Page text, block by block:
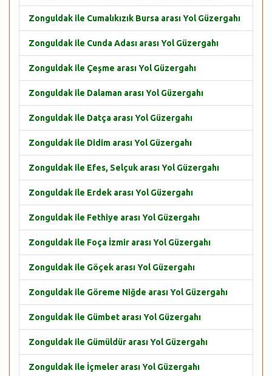
Zonguldak ile Cumalıkızık Bursa arası Yol Güzergahı
Zonguldak ile Cunda Adası arası Yol Güzergahı
Zonguldak ile Çeşme arası Yol Güzergahı
Zonguldak ile Dalaman arası Yol Güzergahı
Zonguldak ile Datça arası Yol Güzergahı
Zonguldak ile Didim arası Yol Güzergahı
Zonguldak ile Efes, Selçuk arası Yol Güzergahı
Zonguldak ile Erdek arası Yol Güzergahı
Zonguldak ile Fethiye arası Yol Güzergahı
Zonguldak ile Foça İzmir arası Yol Güzergahı
Zonguldak ile Göçek arası Yol Güzergahı
Zonguldak ile Göreme Niğde arası Yol Güzergahı
Zonguldak ile Gümbet arası Yol Güzergahı
Zonguldak ile Gümüldür arası Yol Güzergahı
Zonguldak ile İçmeler arası Yol Güzergahı